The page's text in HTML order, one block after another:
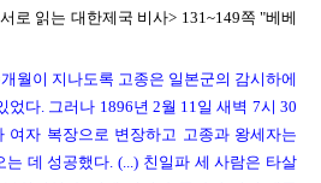
로 읽는 대한제국 비사> 131~149쪽 "베베
월이 지나도록 고종은 일본군의 감시하에
었다. 그러나 1896년 2월 11일 새벽 7시 30
여자 복장으로 변장하고 고종과 왕세자는
데 성공했다. (...) 친일파 세 사람은 타살